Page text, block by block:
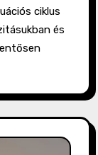
ciklus
és